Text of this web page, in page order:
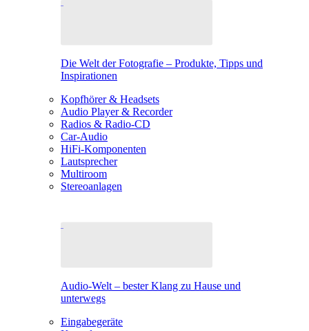
Die Welt der Fotografie – Produkte, Tipps und
Inspirationen
Kopfhörer & Headsets
Audio Player & Recorder
Radios & Radio-CD
Car-Audio
HiFi-Komponenten
Lautsprecher
Multiroom
Stereoanlagen
Audio-Welt – bester Klang zu Hause und
unterwegs
Eingabegeräte